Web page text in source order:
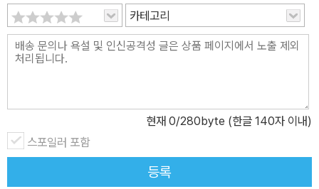
신 소설가 아나이스 닌은 일찍이 이렇게 말했다. “우리는 사물을 있는
그대로 보지 않고 마치 우리를 보듯이 본다.” 작가 올리버 버크먼은
무언가를 지각하거나 인식할 때 한계가 있다고 해서 스스로 작아질
필요는 없다고 말한다. 그는《관점을 바꾸면 다르게 보인다!》에서 인
다. 그는 우리가 “우주라는 공간에서 작디작은 존재일 뿐”이라면서
거창한 삶의 의미를 발견해도 좋지만, 그렇지 않더라도 충분히 의미
있는 존재라는 사실을 기억해야 한다고 말한다. “우리가 뭔가에 실패
한다고 해서 이 세상이 끝나는 것은 아니다.” 스스로 작아질 필요는
카테고리
현재 0/280byte (한글 140자 이내)
스포일러 포함
등록